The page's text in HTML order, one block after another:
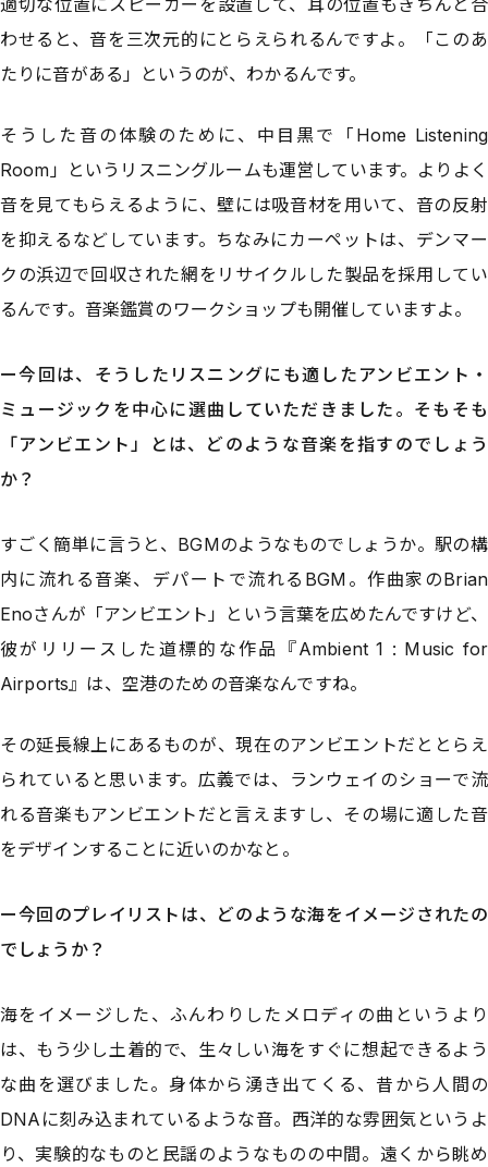
適切な位置にスピーカーを設置して、耳の位置もきちんと合
わせると、音を三次元的にとらえられるんですよ。「このあ
たりに音がある」というのが、わかるんです。
そうした音の体験のために、中目黒で「Home Listening
Room」というリスニングルームも運営しています。よりよく
音を見てもらえるように、壁には吸音材を用いて、音の反射
を抑えるなどしています。ちなみにカーペットは、デンマー
クの浜辺で回収された網をリサイクルした製品を採用してい
るんです。音楽鑑賞のワークショップも開催していますよ。
ー今回は、そうしたリスニングにも適したアンビエント・
ミュージックを中心に選曲していただきました。そもそも
「アンビエント」とは、どのような音楽を指すのでしょう
か？
すごく簡単に言うと、BGMのようなものでしょうか。駅の構
内に流れる音楽、デパートで流れるBGM。作曲家のBrian
Enoさんが「アンビエント」という言葉を広めたんですけど、
彼がリリースした道標的な作品『Ambient 1 : Music for
Airports』は、空港のための音楽なんですね。
その延長線上にあるものが、現在のアンビエントだととらえ
られていると思います。広義では、ランウェイのショーで流
れる音楽もアンビエントだと言えますし、その場に適した音
をデザインすることに近いのかなと。
ー今回のプレイリストは、どのような海をイメージされたの
でしょうか？
海をイメージした、ふんわりしたメロディの曲というより
は、もう少し土着的で、生々しい海をすぐに想起できるよう
な曲を選びました。身体から湧き出てくる、昔から人間の
DNAに刻み込まれているような音。西洋的な雰囲気というよ
り、実験的なものと民謡のようなものの中間。遠くから眺め